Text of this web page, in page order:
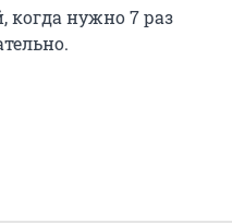
нужно 7 раз